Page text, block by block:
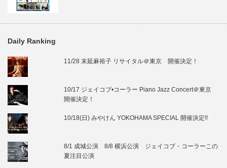
Daily Ranking
11/28 末延麻裕子 リサイタル＠東京 開催決定！
10/17 ジェイコブ•コーラー Piano Jazz Concert＠東京
開催決定！
10/18(日) みやけん YOKOHAMA SPECIAL 開催決定!!
8/1 成城公演 8/8 横浜公演 ジェイコブ・コーラーこの
夏注目公演